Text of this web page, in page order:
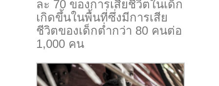
ละ 70 ของการเสียชีวิตในเด็ก
เกิดขึ้นในพื้นที่ซึ่งมีการเสีย
ชีวิตของเด็กต่ำกว่า 80 คนต่อ
1,000 คน